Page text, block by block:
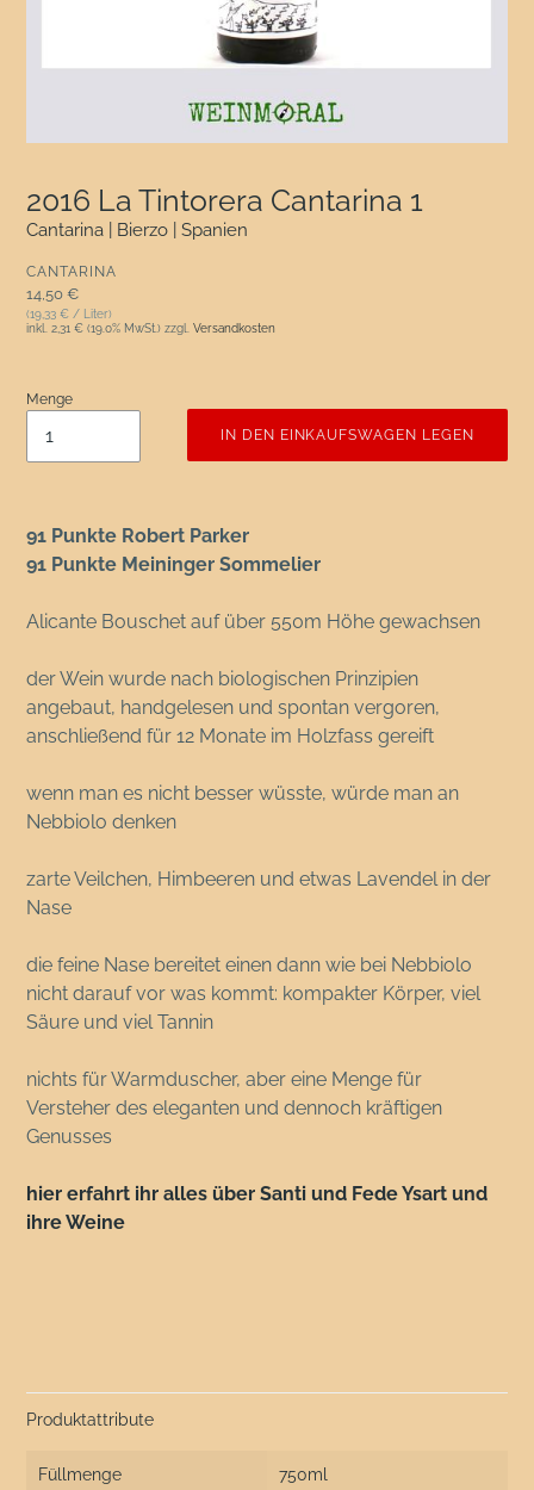
2016 La Tintorera Cantarina 1
Cantarina | Bierzo | Spanien
VERKÄUFER
CANTARINA
Normaler Preis
14,50 €
(19,33 € / Liter)
inkl. 2,31 € (19.0% MwSt.) zzgl. Versandkosten
Menge
IN DEN EINKAUFSWAGEN LEGEN
91 Punkte Robert Parker
91 Punkte Meininger Sommelier
Alicante Bouschet auf über 550m Höhe gewachsen
der Wein wurde nach biologischen Prinzipien
angebaut, handgelesen und spontan vergoren,
anschließend für 12 Monate im Holzfass gereift
wenn man es nicht besser wüsste, würde man an
Nebbiolo denken
zarte Veilchen, Himbeeren und etwas Lavendel in der
Nase
die feine Nase bereitet einen dann wie bei Nebbiolo
nicht darauf vor was kommt: kompakter Körper, viel
Säure und viel Tannin
nichts für Warmduscher, aber eine Menge für
Versteher des eleganten und dennoch kräftigen
Genusses
hier erfahrt ihr alles über Santi und Fede Ysart und
ihre Weine
Produktattribute
Füllmenge 750ml